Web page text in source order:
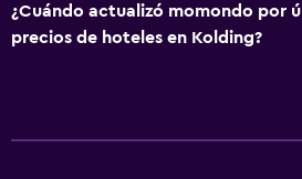
Cambio de divisas
¿Cuándo actualizó momondo por
precios de hoteles en Kolding?